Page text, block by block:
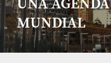
UNA
MUNDIAL